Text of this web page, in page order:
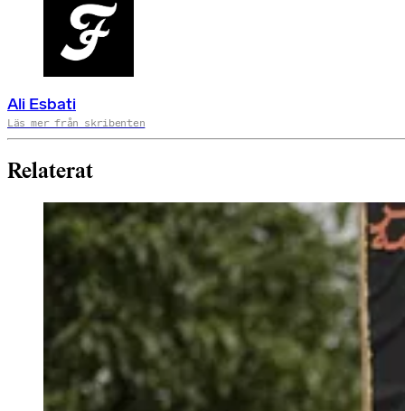
Ali Esbati
Läs mer från skribenten
Relaterat